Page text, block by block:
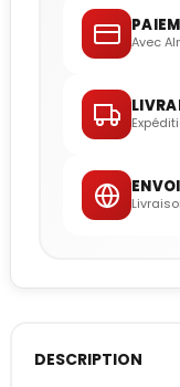
Avec
DESCRIPTION